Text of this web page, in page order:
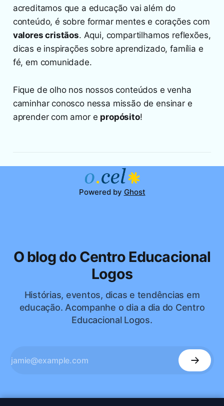
acreditamos que a educação vai além do
conteúdo, é sobre formar mentes e corações com
valores cristãos. Aqui, compartilhamos reflexões,
dicas e inspirações sobre aprendizado, família e
fé, em comunidade.
Fique de olho nos nossos conteúdos e venha
caminhar conosco nessa missão de ensinar e
aprender com amor e propósito!
Powered by Ghost
O blog do Centro Educacional
Logos
Histórias, eventos, dicas e tendências em
educação. Acompanhe o dia a dia do Centro
Educacional Logos.